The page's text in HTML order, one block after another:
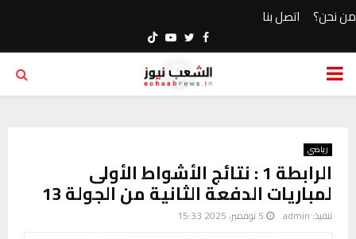
من نحن؟ اتصل بنا
Facebook
Twitter
Youtube
PRIMARY
رياضي
الرابطة 1 : نتائج الأشواط الأولى
لمباريات الدفعة الثانية من الجولة 13
تنفيذ: admin 5 نوفمبر، 2025 15:33